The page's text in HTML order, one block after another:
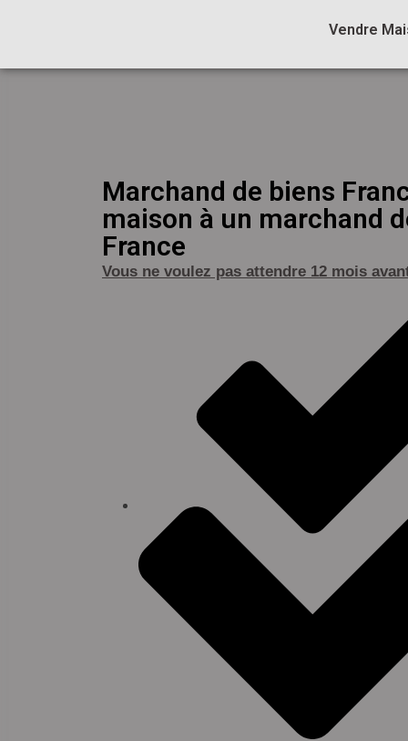
Vendre
Marchand de biens
maison à un marchand
France
Vous ne voulez pas attendre 12 mois